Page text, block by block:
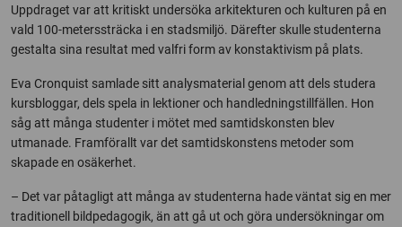
Uppdraget var att kritiskt undersöka arkitekturen och kulturen på en
vald 100-meterssträcka i en stadsmiljö. Därefter skulle studenterna
gestalta sina resultat med valfri form av konstaktivism på plats.
Eva Cronquist samlade sitt analysmaterial genom att dels studera
kursbloggar, dels spela in lektioner och handledningstillfällen. Hon
såg att många studenter i mötet med samtidskonsten blev
utmanade. Framförallt var det samtidskonstens metoder som
skapade en osäkerhet.
– Det var påtagligt att många av studenterna hade väntat sig en mer
traditionell bildpedagogik, än att gå ut och göra undersökningar om